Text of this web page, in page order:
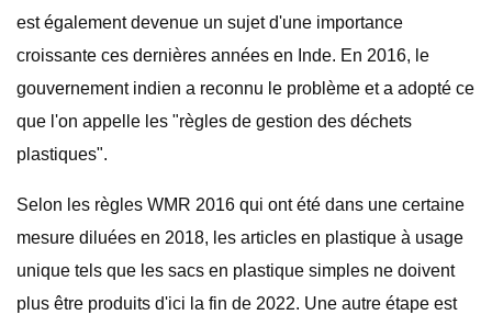
est également devenue un sujet d'une importance
croissante ces dernières années en Inde. En 2016, le
gouvernement indien a reconnu le problème et a adopté ce
que l'on appelle les "règles de gestion des déchets
plastiques".
Selon les règles WMR 2016 qui ont été dans une certaine
mesure diluées en 2018, les articles en plastique à usage
unique tels que les sacs en plastique simples ne doivent
plus être produits d'ici la fin de 2022. Une autre étape est